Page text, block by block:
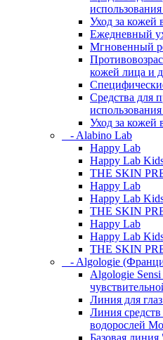
Уход за кожей
Ежедневный
Мгновенный
кожей лица и
Средства для
Уход за кожей
- Alabino Lab
Happy Lab
Happy Lab
THE SKIN
Happy Lab
Happy Lab
THE SKIN
Happy Lab
Happy Lab
THE SKIN
- Algologie
Algologie
Линия для
Линия
водорослей
Базовая